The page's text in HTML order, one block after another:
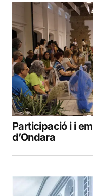
Participació i i
d’Ondara